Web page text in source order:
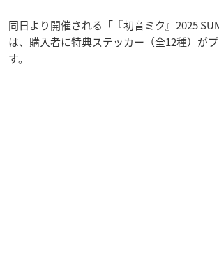
同日より開催される「『初音ミク』2025
は、購入者に特典ステッカー（全12種）が
す。